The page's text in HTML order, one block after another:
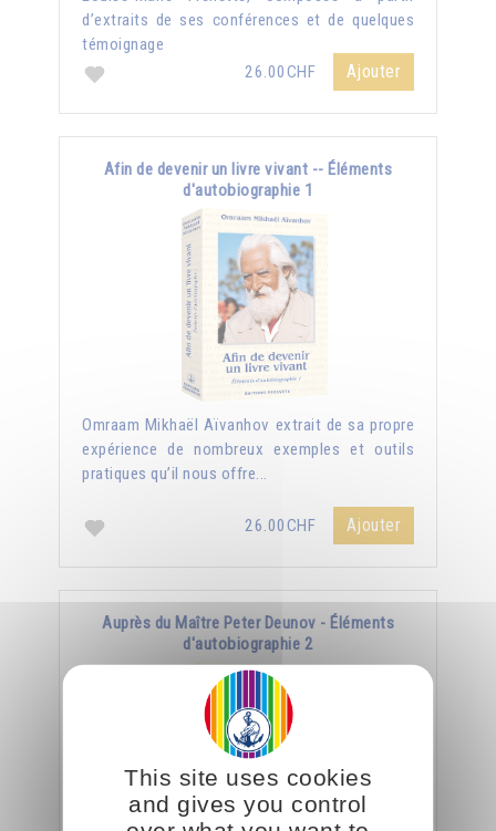
d’extraits de ses conférences et de quelques
témoignage
26.00CHF
Ajouter
Afin de devenir un livre vivant -- Éléments
d'autobiographie 1
Omraam Mikhaël Aïvanhov extrait de sa propre
expérience de nombreux exemples et outils
pratiques qu’il nous offre...
26.00CHF Ajouter
Auprès du Maître Peter Deunov - Éléments
d'autobiographie 2
This site uses cookies
and gives you control